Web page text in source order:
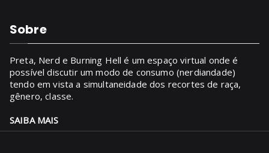
Sobre
Preta, Nerd e Burning Hell é um espaço virtual onde é
possível discutir um modo de consumo (nerdiandade)
tendo em vista a simultaneidade dos recortes de raça,
gênero, classe.
SAIBA MAIS